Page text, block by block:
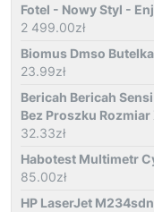
Fotel - Nowy Styl -
2 499.00zł
Biomus Dmso
23.99zł
Bericah Bericah
Bez Proszku Rozmiar
32.33zł
Habotest Multimetr
85.00zł
HP LaserJet